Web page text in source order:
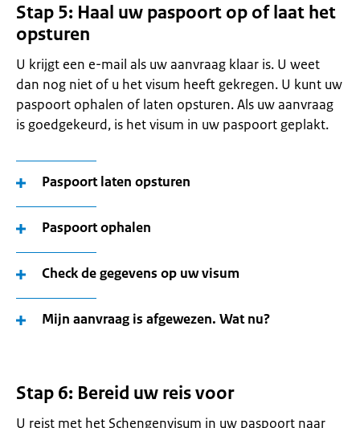
Stap 5: Haal uw paspoort op of laat het
opsturen
U krijgt een e-mail als uw aanvraag klaar is. U weet
dan nog niet of u het visum heeft gekregen. U kunt uw
paspoort ophalen of laten opsturen. Als uw aanvraag
is goedgekeurd, is het visum in uw paspoort geplakt.
Paspoort laten opsturen
Paspoort ophalen
Check de gegevens op uw visum
Mijn aanvraag is afgewezen. Wat nu?
Stap 6: Bereid uw reis voor
U reist met het Schengenvisum in uw paspoort naar